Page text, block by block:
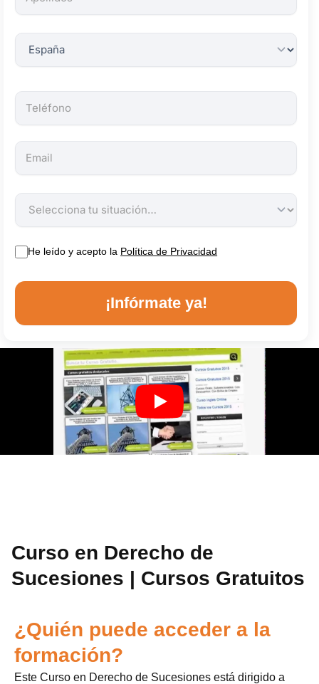
obligatorios.
He leído y acepto la Política de Privacidad
¡Infórmate ya!
Curso en Derecho de
Sucesiones | Cursos Gratuitos
¿Quién puede acceder a la
formación?
Este Curso en Derecho de Sucesiones está dirigido a